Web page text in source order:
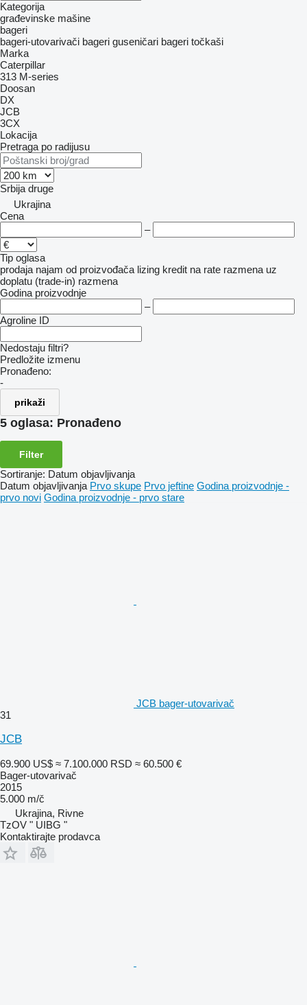
Kategorija
građevinske mašine
bageri
bageri-utovarivači bageri guseničari bageri točkaši
Marka
Caterpillar
313 M-series
Doosan
DX
JCB
3CX
Lokacija
Pretraga po radijusu
Srbija druge
Ukrajina
Cena
–
Tip oglasa
prodaja najam od proizvođača lizing kredit na rate razmena uz
doplatu (trade-in) razmena
Godina proizvodnje
–
Agroline ID
Nedostaju filtri?
Predložite izmenu
Pronađeno:
-
prikaži
5 oglasa: Pronađeno
Filter
Sortiranje: Datum objavljivanja
Datum objavljivanja Prvo skupe Prvo jeftine Godina proizvodnje -
prvo novi Godina proizvodnje - prvo stare
JCB bager-utovarivač
31
JCB
69.900 US$ ≈ 7.100.000 RSD ≈ 60.500 €
Bager-utovarivač
2015
5.000 m/č
Ukrajina, Rivne
TzOV " UIBG "
Kontaktirajte prodavca